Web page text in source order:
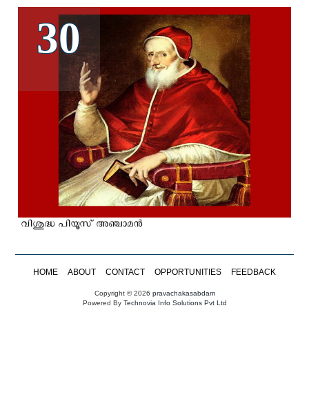
30
വിശുദ്ധ പിയൂസ്‌ അഞ്ചാമന്‍
HOME ABOUT CONTACT OPPORTUNITIES FEEDBACK
Copyright © 2026 pravachakasabdam
Powered ByTechnovia Info Solutions Pvt Ltd